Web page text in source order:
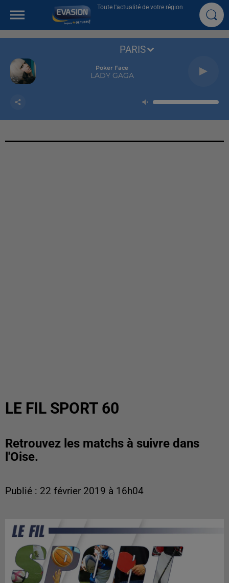
Toute l'actualité de votre région
Poker Face
LADY GAGA
PARIS
LE FIL SPORT 60
Retrouvez les matchs à suivre dans
l'Oise.
Publié : 22 février 2019 à 16h04